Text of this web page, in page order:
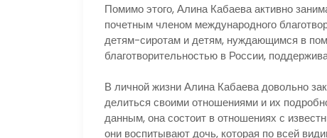
Помимо этого, Алина Кабаева активно
почетным членом международного
детям-сиротам и детям, нуждающимся в
благотворительностью в России,
В личной жизни Алина Кабаева довольно
делиться своими отношениями и их
данным, она состоит в отношениях с
они воспитывают дочь, которая по всей